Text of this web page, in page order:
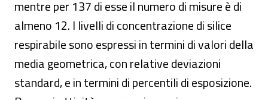
mentre per 137 di esse il numero di misure è di
almeno 12. I livelli di concentrazione di silice
respirabile sono espressi in termini di valori della
media geometrica, con relative deviazioni
standard, e in termini di percentili di esposizione.